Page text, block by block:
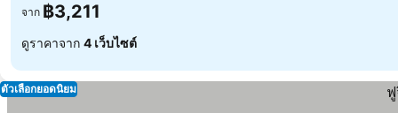
จาก ฿3,211
ดูราคาจาก 4 เว็บไซต์
ตัวเลือกยอดนิยม